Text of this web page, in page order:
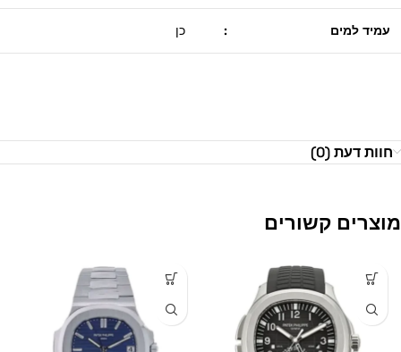
עמיד למים : כן
חוות דעת (0)
מוצרים קשורים